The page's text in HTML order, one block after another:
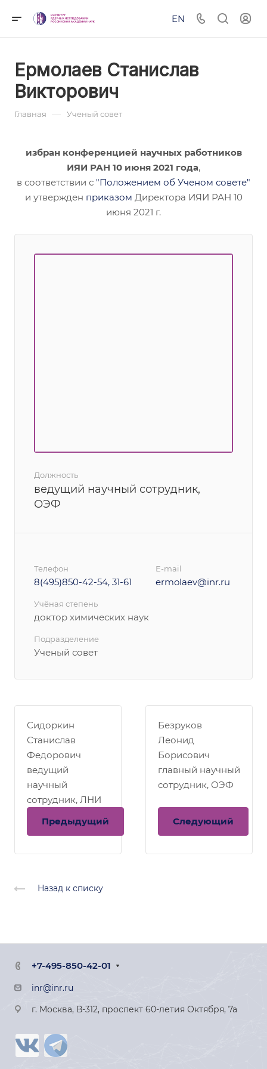
EN
Ермолаев Станислав
Викторович
Главная — Ученый совет
избран конференцией научных работников
ИЯИ РАН 10 июня 2021 года,
в соответствии с "Положением об Ученом совете"
и утвержден приказом Директора ИЯИ РАН 10
июня 2021 г.
Должность
ведущий научный сотрудник,
ОЭФ
Телефон
8(495)850-42-54, 31-61
E-mail
ermolaev@inr.ru
Учёная степень
доктор химических наук
Подразделение
Ученый совет
Сидоркин
Станислав
Федорович
ведущий
научный
сотрудник, ЛНИ
Предыдущий
Безруков
Леонид
Борисович
главный научный
сотрудник, ОЭФ
Следующий
Назад к списку
+7-495-850-42-01
inr@inr.ru
г. Москва, В-312, проспект 60-летия Октября, 7а